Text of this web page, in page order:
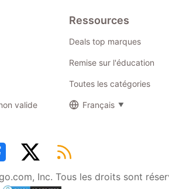
valide
Ressources
Deals top marques
Remise sur l'éducation
Toutes les catégories
Français
Inc. Tous les droits sont